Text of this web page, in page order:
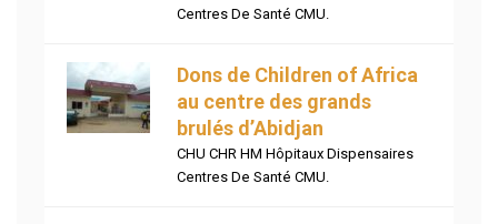
Centres De Santé CMU.
Dons de Children of Africa
au centre des grands
brulés d’Abidjan
CHU CHR HM Hôpitaux Dispensaires
Centres De Santé CMU.